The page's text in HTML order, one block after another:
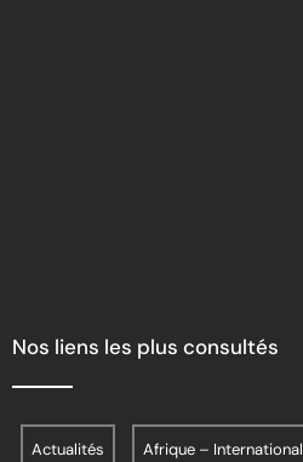
Nos liens les plus consultés
Actualités Afrique – International